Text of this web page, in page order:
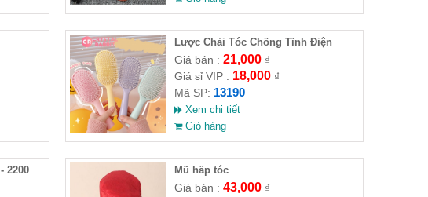
Lược Chải Tóc Chống Tĩnh Điện
Massage Da Đầu Đủ Màu
Giá bán : 21,000₫
Giá sỉ VIP : 18,000₫
Mã SP: 13190
Xem chi tiết
Giỏ hàng
2200 Mũ hấp tóc
Giá bán : 43,000₫